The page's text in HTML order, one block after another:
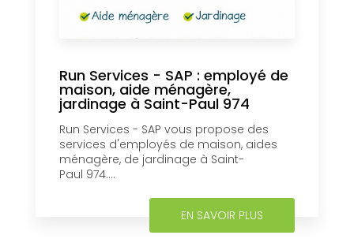
Run Services - SAP : employé de
maison, aide ménagère,
jardinage à Saint-Paul 974
Run Services - SAP vous propose des
services d'employés de maison, aides
ménagère, de jardinage à Saint-
Paul 974....
EN SAVOIR PLUS